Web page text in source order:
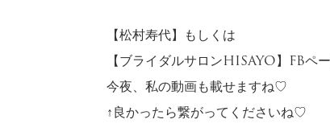
【松村寿代】もしくは
【ブライダルサロンHISAYO】FBペ
今夜、私の動画も載せますね♡
↑良かったら繋がってくださいね♡